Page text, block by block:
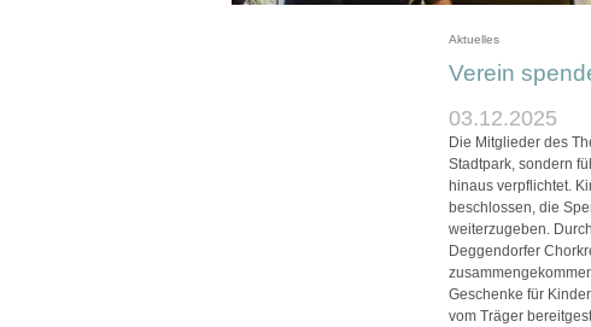
Aktuelles
Verein
03.12.2025
Die Mitglieder des
Stadtpark, sondern
hinaus verpflichtet.
beschlossen, die
weiterzugeben.
Deggendorfer
Geschenke für
vom Träger